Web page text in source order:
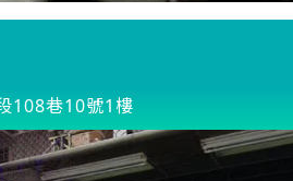
108巷10號1樓